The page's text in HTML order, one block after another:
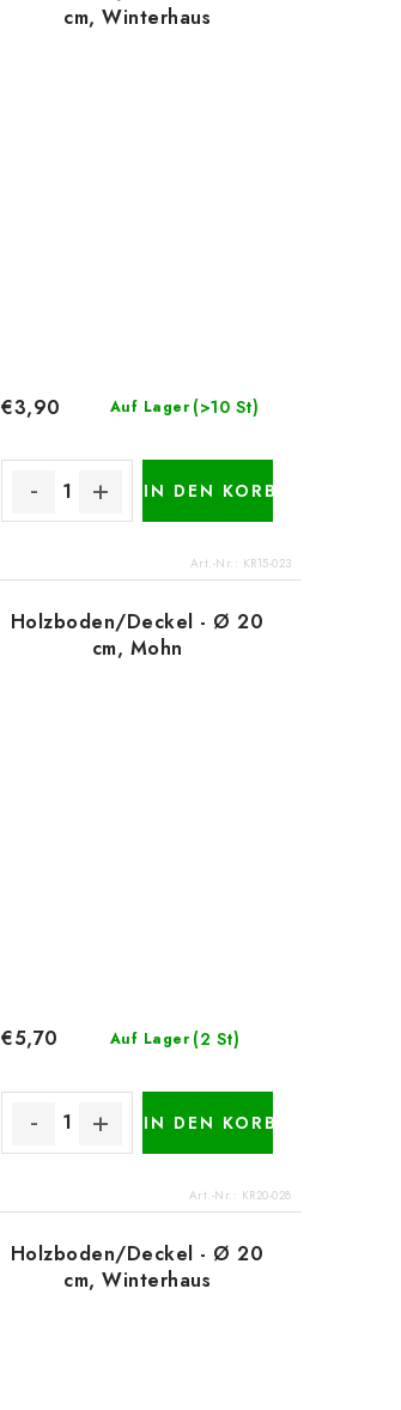
cm, Winterhaus
Auf Lager (>10 St)
€3,90
IN DEN KORB
Art.-Nr.: KR15-023
Holzboden/Deckel - Ø 20
cm, Mohn
Auf Lager (2 St)
€5,70
IN DEN KORB
Art.-Nr.: KR20-028
Holzboden/Deckel - Ø 20
cm, Winterhaus